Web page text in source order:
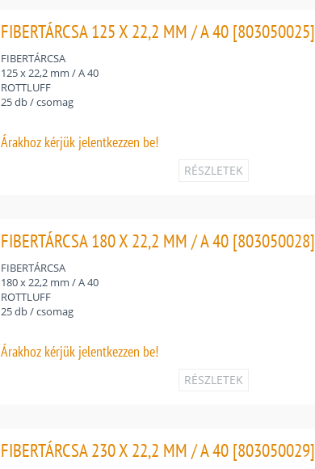
FIBERTÁRCSA 125 X 22,2 MM / A 40 [803050025]
FIBERTÁRCSA
125 x 22,2 mm / A 40
ROTTLUFF
25 db / csomag
Árakhoz kérjük jelentkezzen be!
RÉSZLETEK
FIBERTÁRCSA 180 X 22,2 MM / A 40 [803050028]
FIBERTÁRCSA
180 x 22,2 mm / A 40
ROTTLUFF
25 db / csomag
Árakhoz kérjük jelentkezzen be!
RÉSZLETEK
FIBERTÁRCSA 230 X 22,2 MM / A 40 [803050029]